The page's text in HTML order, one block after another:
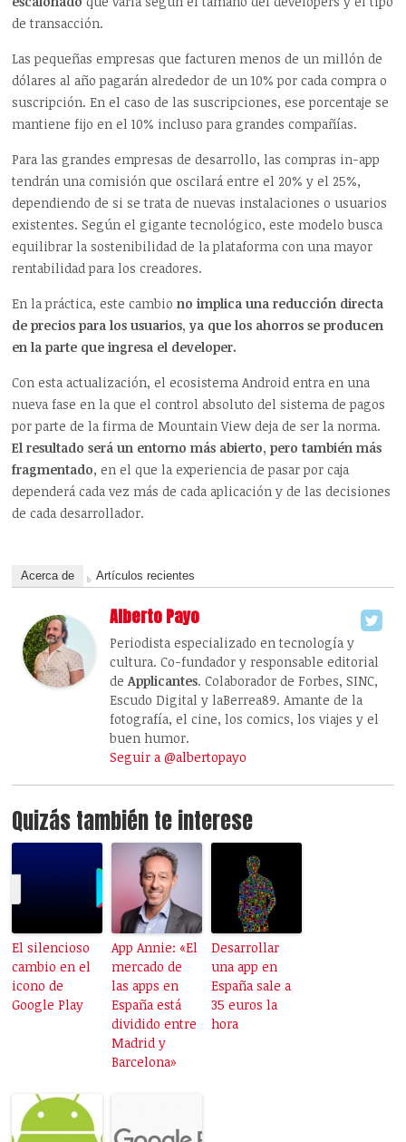
de transacción.
Las pequeñas empresas que facturen menos de un millón de
dólares al año pagarán alrededor de un 10% por cada compra o
suscripción. En el caso de las suscripciones, ese porcentaje se
mantiene fijo en el 10% incluso para grandes compañías.
Para las grandes empresas de desarrollo, las compras in-app
tendrán una comisión que oscilará entre el 20% y el 25%,
dependiendo de si se trata de nuevas instalaciones o usuarios
existentes. Según el gigante tecnológico, este modelo busca
equilibrar la sostenibilidad de la plataforma con una mayor
rentabilidad para los creadores.
En la práctica, este cambiono implica una reducción directa
de precios para los usuarios, ya que los ahorros se producen
en la parte que ingresa el developer.
Con esta actualización, el ecosistema Android entra en una
nueva fase en la que el control absoluto del sistema de pagos
por parte de la firma de Mountain View deja de ser la norma.
El resultado será un entorno más abierto, pero también más
fragmentado, en el que la experiencia de pasar por caja
dependerá cada vez más de cada aplicación y de las decisiones
de cada desarrollador.
Acerca de Artículos recientes
Alberto Payo
Periodista especializado en tecnología y
cultura. Co-fundador y responsable editorial
deApplicantes. Colaborador de Forbes, SINC,
Escudo Digital y laBerrea89. Amante de la
fotografía, el cine, los comics, los viajes y el
buen humor.
Seguir a @albertopayo
Quizás también te interese
El silencioso
cambio en el
icono de
Google Play
App Annie: «El
mercado de
las apps en
España está
dividido entre
Madrid y
Barcelona»
Desarrollar
una app en
España sale a
35 euros la
hora